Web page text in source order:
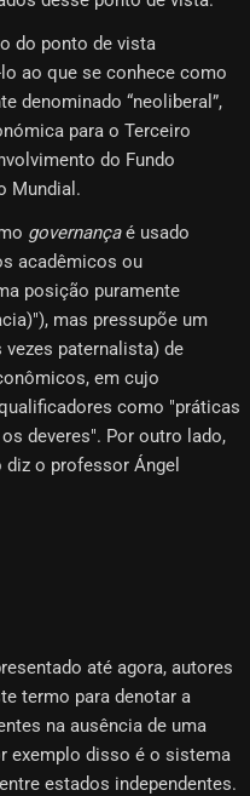
do ponto de vista
ao que se conhece como
denominado “neoliberal”,
para o Terceiro
do Fundo
Mundial.
governançaé usado
acadêmicos ou
posição puramente
mas pressupõe um
paternalista) de
em cujo
como "práticas
deveres". Por outro lado,
o professor Ángel
até agora, autores
termo para denotar a
na ausência de uma
exemplo disso é o sistema
estados independentes.